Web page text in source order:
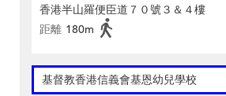
香港半山羅便臣道７０號３＆４樓
距離 180m
基督教香港信義會基恩幼兒學校